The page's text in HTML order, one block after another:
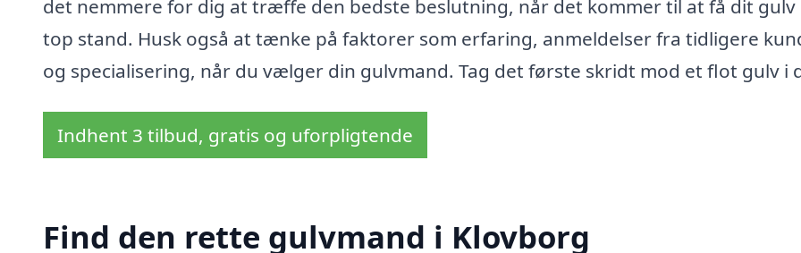
det nemmere for dig at træffe den bedste beslutning, når det kommer til at få dit gulv
top stand. Husk også at tænke på faktorer som erfaring, anmeldelser fra tidligere
og specialisering, når du vælger din gulvmand. Tag det første skridt mod et flot gulv i
Indhent 3 tilbud, gratis og uforpligtende
Find den rette gulvmand i Klovborg